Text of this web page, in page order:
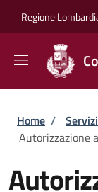
Regione
Briciole
Home / Servizi
Autorizzazione